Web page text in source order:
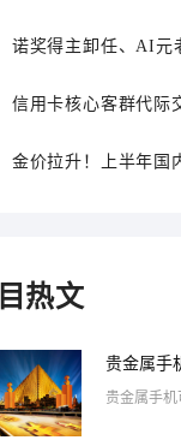
诺奖得主卸任、AI元
信用卡核心客群代际
金价拉升！上半年国
热文
贵金属手
贵金属手机